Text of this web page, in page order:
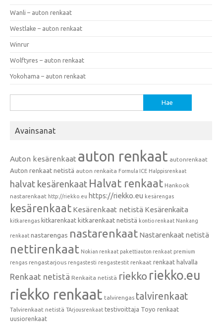
Wanli – auton renkaat
Westlake – auton renkaat
Winrur
Wolftyres – auton renkaat
Yokohama – auton renkaat
Avainsanat
Auton kesärenkaat auton renkaat autonrenkaat
Auton renkaat netistä auton renkaita Formula ICE Halppisrenkaat
halvat kesärenkaat Halvat renkaat Hankook
nastarenkaat http://riekko.eu https://riekko.eu kesärengas
kesärenkaat Kesärenkaat netistä Kesärenkaita
kitkarengas kitkarenkaat kitkarenkaat netistä kontio renkaat Nankang
renkaat nastarengas nastarenkaat Nastarenkaat netistä
nettirenkaat Nokian renkaat pakettiauton renkaat premium
rengas rengastarjous rengastesti rengastestit renkaat renkaat halvalla
Renkaat netistä Renkaita netistä riekko riekko.eu
riekko renkaat talvirengas talvirenkaat
Talvirenkaat netistä TArjousrenkaat testivoittaja Toyo renkaat
uusiorenkaat